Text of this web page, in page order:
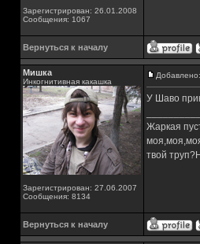
Зарегистрирован: 26.01.2008
Сообщения: 1067
Вернуться к началу
Мишка
Инкогнитивная какашка
Зарегистрирован: 27.06.2007
Сообщения: 8134
У Шаво
Жаркая
твой
Вернуться к началу